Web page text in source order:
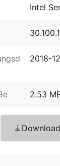
Intel
2018-
2.53
Download